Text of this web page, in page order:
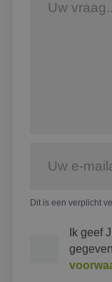
Dit is een verplicht
Ik geef